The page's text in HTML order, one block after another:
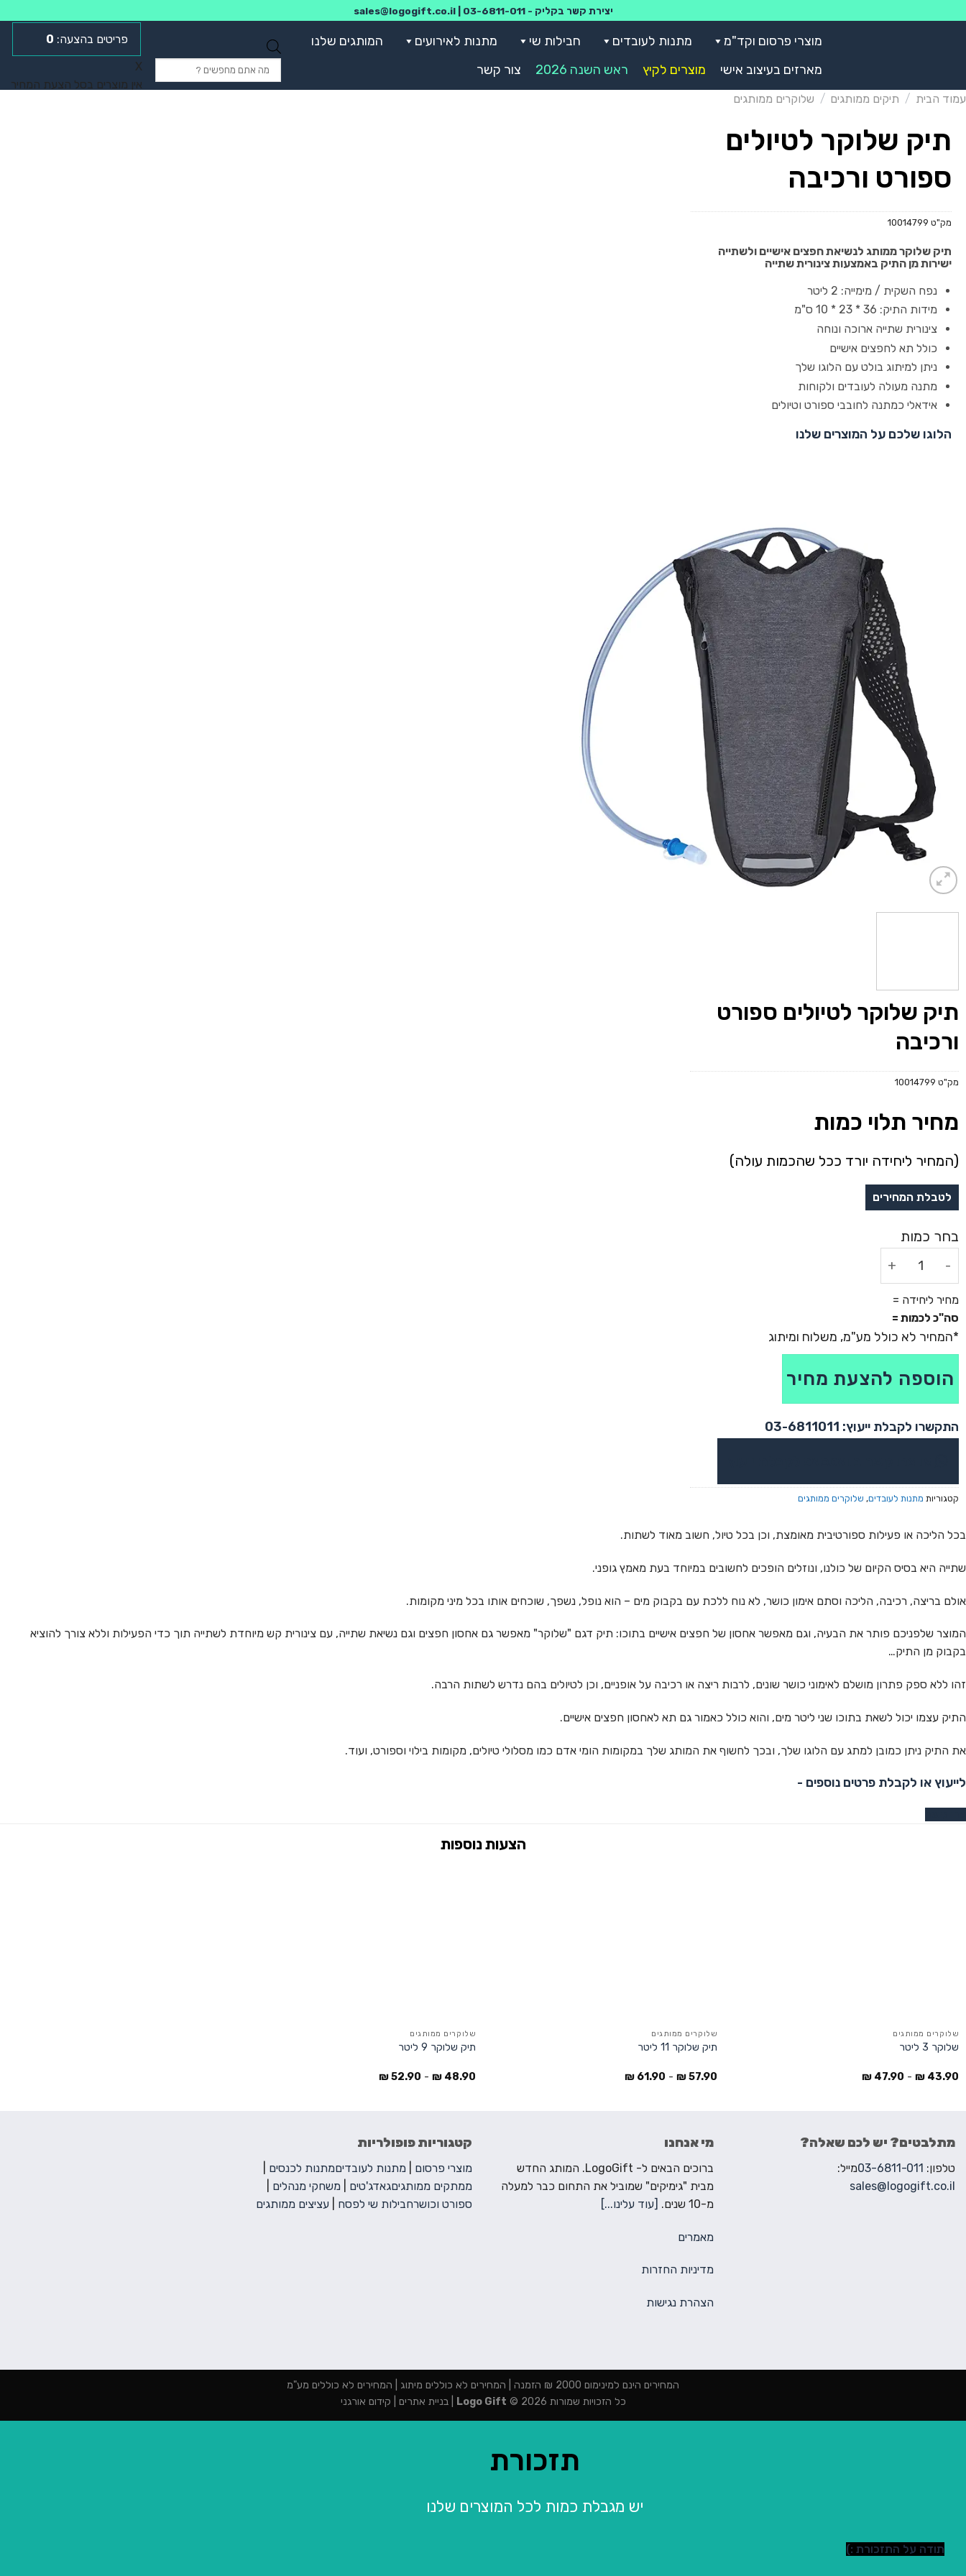
יצירת קשר בקליק -03-6811-011
|
sales@logogift.co.il
מוצרי פרסום וקד"מ מתנות לעובדים חבילות שי מתנות לאירועים
המותגים שלנו
מארזים בעיצוב אישי
מוצרים לקיץ ראש השנה 2026 צור קשר
0
X
אין מוצרים בסל הצעת המחיר
עמוד הבית / תיקים ממותגים / שלוקרים ממותגים
תיק שלוקר לטיולים
ספורט ורכיבה
מק"ט 10014799
תיק שלוקר ממותג לנשיאת חפצים אישיים ולשתייה
ישירות מן התיק באמצעות צינורית שתייה
נפח השקית / מימייה: 2 ליטר
מידות התיק: 36 * 23 * 10 ס"מ
צינורית שתייה ארוכה ונוחה
כולל תא לחפצים אישיים
ניתן למיתוג בולט עם הלוגו שלך
מתנה מעולה לעובדים ולקוחות
אידאלי כמתנה לחובבי ספורט וטיולים
הלוגו שלכם על המוצרים שלנו
תיק שלוקר לטיולים ספורט
ורכיבה
מק"ט 10014799
מחיר תלוי כמות
(המחיר ליחידה יורד ככל שהכמות עולה)
סה"כ לכמות =
מחיר ליחידה =
הוספה להצעת מחיר
התקשרו לקבלת ייעוץ: 03-6811011
קטגוריות מתנות לעובדים, שלוקרים ממותגים
בכל הליכה או פעילות ספורטיבית מאומצת, וכן בכל טיול, חשוב מאוד לשתות.
שתייה היא בסיס הקיום של כולנו, ונוזלים הופכים לחשובים במיוחד בעת מאמץ גופני.
אולם בריצה, רכיבה, הליכה וסתם אימון כושר, לא נוח ללכת עם בקבוק מים – הוא נופל, נשפך, שוכחים אותו בכל מיני מקומות.
המוצר שלפניכם פותר את הבעיה, וגם מאפשר אחסון של חפצים אישיים בתוכו: תיק דגם "שלוקר" מאפשר גם אחסון חפצים וגם נשיאת שתייה, עם צינורית קש מיוחדת לשתייה תוך כדי הפעילות וללא צורך להוציא
בקבוק מן התיק…
זהו ללא ספק פתרון מושלם לאימוני כושר שונים, לרבות ריצה או רכיבה על אופניים, וכן לטיולים בהם נדרש לשתות הרבה.
התיק עצמו יכול לשאת בתוכו שני ליטר מים, והוא כולל כאמור גם תא לאחסון חפצים אישיים.
את התיק ניתן כמובן למתג עם הלוגו שלך, ובכך לחשוף את המותג שלך במקומות הומי אדם כמו מסלולי טיולים, מקומות בילוי וספורט, ועוד.
לייעוץ או לקבלת פרטים נוספים -
שלוקרים ממותגים
שלוקר 3 ליטר
43.90
₪
-
47.90
₪
שלוקרים ממותגים
תיק שלוקר 11 ליטר
57.90
₪
-
61.90
₪
שלוקרים ממותגים
תיק שלוקר 9 ליטר
48.90
₪
-
52.90
₪
מתלבטים? יש לכם שאלה?
טלפון: 03-6811-011מייל:
sales@logogift.co.il
מי אנחנו
ברוכים הבאים ל- LogoGift. המותג החדש
מבית "גימיקים" שמוביל את התחום כבר למעלה
מ-10 שנים.
[עוד עלינו...]
מאמרים
מדיניות החזרות
הצהרת נגישות
קטגוריות פופולריות
מוצרי פרסום מתנות לעובדיםמתנות לכנסים
ממתקים ממותגיםגאדג'טים משחקי מנהלים
ספורט וכושרחבילות שי לפסח עציצים ממותגים
המחירים הינם למינימום 2000 ₪ הזמנה | המחירים לא כוללים מיתוג | המחירים לא כוללים מע"מ
כל הזכויות שמורות 2026 ©
Logo Gift
|בניית אתרים קידום אורגני
תזכורת
יש מגבלת כמות לכל המוצרים שלנו
תודה על התזכורת :)